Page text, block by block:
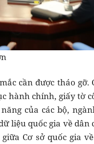
cần được tháo
hành chính, giấy tờ
của các bộ,
liệu quốc gia về dân
Cơ sở quốc gia